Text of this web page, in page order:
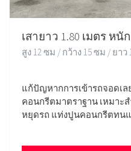
เสายาว 1.80 เมตร หนั
สูง 12 ซม / กว้าง 15 ซม / ยาว
แก้ปัญหากการเข้ารถจอดเ
คอนกรีตมาตราฐาน เหมาะ
หยุดรถ แท่งปูนคอนกรีตทน